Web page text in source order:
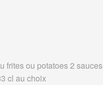
frites ou potatoes 2 sauces
cl au choix